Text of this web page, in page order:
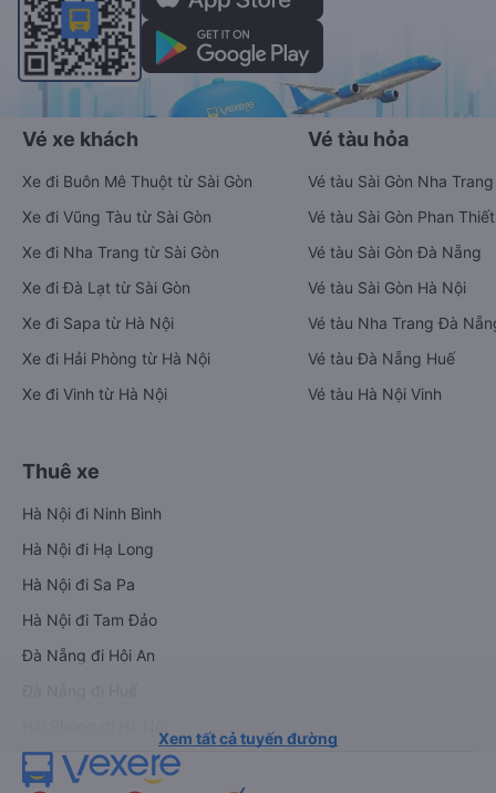
Vé xe khách
Xe đi Buôn Mê Thuột từ Sài Gòn
Xe đi Vũng Tàu từ Sài Gòn
Xe đi Nha Trang từ Sài Gòn
Xe đi Đà Lạt từ Sài Gòn
Xe đi Sapa từ Hà Nội
Xe đi Hải Phòng từ Hà Nội
Xe đi Vinh từ Hà Nội
Vé tàu hỏa
Vé tàu Sài Gòn Nha Trang
Vé tàu Sài Gòn Phan Thiết
Vé tàu Sài Gòn Đà Nẵng
Vé tàu Sài Gòn Hà Nội
Vé tàu Nha Trang Đà
Vé tàu Đà Nẵng Huế
Vé tàu Hà Nội Vinh
Thuê xe
Hà Nội đi Ninh Bình
Hà Nội đi Hạ Long
Hà Nội đi Sa Pa
Hà Nội đi Tam Đảo
Đà Nẵng đi Hội An
Xem tất cả tuyến đường